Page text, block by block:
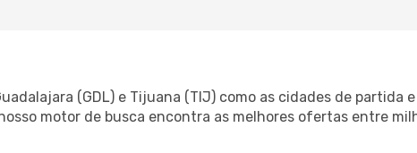
(GDL) e Tijuana (TIJ) como as cidades de partida
motor de busca encontra as melhores ofertas entre